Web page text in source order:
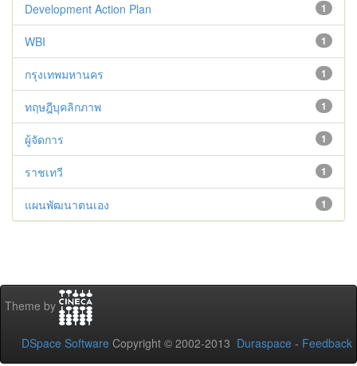
1
Development Action Plan
1
WBI
1
กรุงเทพมหานคร
1
ทฤษฎีบุคลิกภาพ
1
ผู้จัดการ
1
ราชเทวี
1
แผนพัฒนาตนเอง
Theme by
DSpace Software Copyright © 2002-2013 Duraspace - Feedback